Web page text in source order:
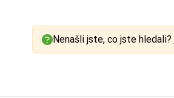
Nenašli jste, co jste hledali?